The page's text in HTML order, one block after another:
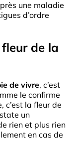
une maladie
d’ordre
de la
de vivre, c’est
le confirme
c’est la fleur de
un
rien et plus rien
en cas de